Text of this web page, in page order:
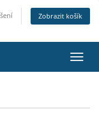
Zobrazit košík